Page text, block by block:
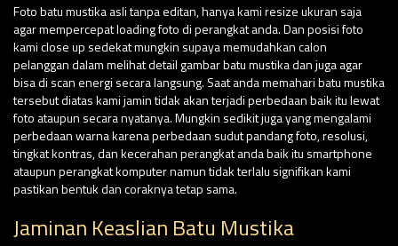
Foto batu mustika asli tanpa editan, hanya kami resize ukuran saja
agar mempercepat loading foto di perangkat anda. Dan posisi foto
kami close up sedekat mungkin supaya memudahkan calon
pelanggan dalam melihat detail gambar batu mustika dan juga agar
bisa di scan energi secara langsung. Saat anda memahari batu mustika
tersebut diatas kami jamin tidak akan terjadi perbedaan baik itu lewat
foto ataupun secara nyatanya. Mungkin sedikit juga yang mengalami
perbedaan warna karena perbedaan sudut pandang foto, resolusi,
tingkat kontras, dan kecerahan perangkat anda baik itu smartphone
ataupun perangkat komputer namun tidak terlalu signifikan kami
pastikan bentuk dan coraknya tetap sama.
Jaminan Keaslian Batu Mustika